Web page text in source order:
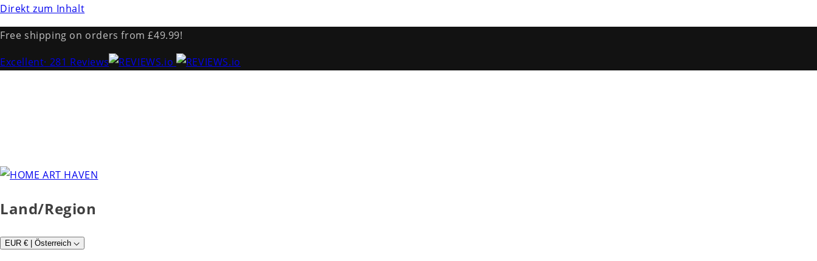
Direkt zum Inhalt
Free shipping on orders from £49.99!
Excellent· 281 Reviews
Land/Region
EUR € | Österreich